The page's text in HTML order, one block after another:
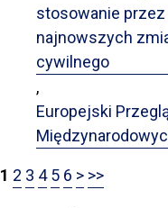
stosowanie przez
najnowszych
cywilnego
,
Europejski
1 2 3 4 5 6 > >>